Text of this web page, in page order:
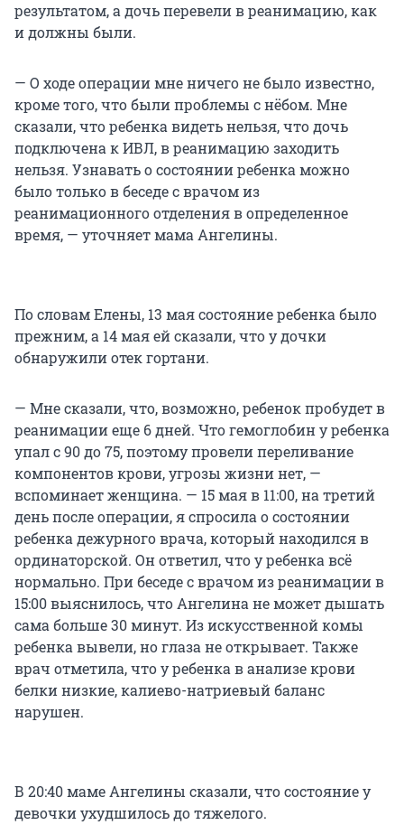
результатом, а дочь перевели в реанимацию, как
и должны были.
— О ходе операции мне ничего не было известно,
кроме того, что были проблемы с нёбом. Мне
сказали, что ребенка видеть нельзя, что дочь
подключена к ИВЛ, в реанимацию заходить
нельзя. Узнавать о состоянии ребенка можно
было только в беседе с врачом из
реанимационного отделения в определенное
время, — уточняет мама Ангелины.
По словам Елены, 13 мая состояние ребенка было
прежним, а 14 мая ей сказали, что у дочки
обнаружили отек гортани.
— Мне сказали, что, возможно, ребенок пробудет в
реанимации еще 6 дней. Что гемоглобин у ребенка
упал с 90 до 75, поэтому провели переливание
компонентов крови, угрозы жизни нет, —
вспоминает женщина. — 15 мая в 11:00, на третий
день после операции, я спросила о состоянии
ребенка дежурного врача, который находился в
ординаторской. Он ответил, что у ребенка всё
нормально. При беседе с врачом из реанимации в
15:00 выяснилось, что Ангелина не может дышать
сама больше 30 минут. Из искусственной комы
ребенка вывели, но глаза не открывает. Также
врач отметила, что у ребенка в анализе крови
белки низкие, калиево-натриевый баланс
нарушен.
В 20:40 маме Ангелины сказали, что состояние у
девочки ухудшилось до тяжелого.